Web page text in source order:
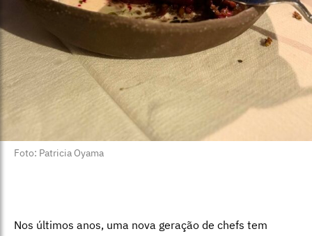
Foto: Patricia Oyama
Nos últimos anos, uma nova geração de chefs tem